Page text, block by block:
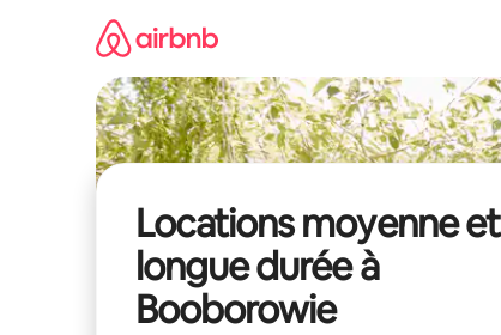
Locations moyenne et
longue durée à
Booborowie